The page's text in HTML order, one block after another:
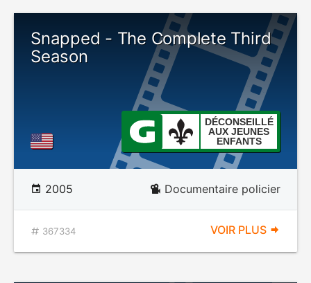
Snapped - The Complete Third
Season
DÉCONSEILLÉ
AUX JEUNES
ENFANTS
2005 Documentaire policier
367334 VOIR PLUS